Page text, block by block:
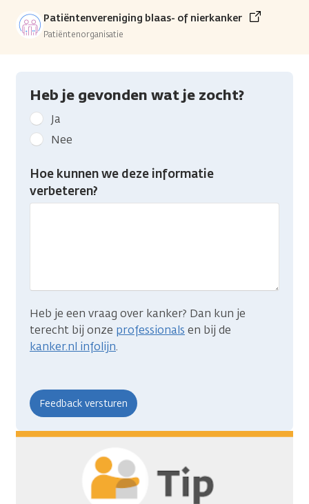
Patiëntenvereniging blaas- of nierkanker
Patiëntenorganisatie
Heb je gevonden wat je zocht?
Geef
kanker.nl
feedback:
Heb
gevonden
Ja
Nee
Hoe kunnen we deze informatie
verbeteren?
Heb je een vraag over kanker? Dan kun je
terecht bij onze professionals en bij de
kanker.nl infolijn.